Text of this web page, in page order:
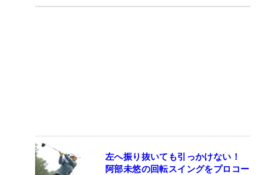
左へ振り抜いても引っかけない！
阿部未悠の回転スイングをプロコー